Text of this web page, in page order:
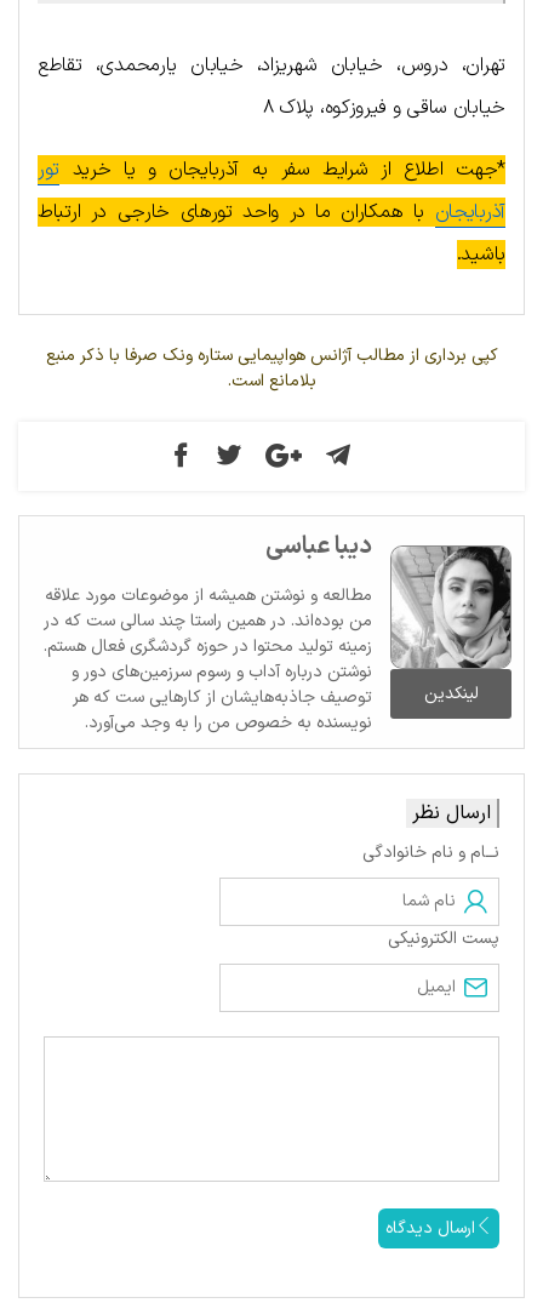
تهران، دروس، خیابان شهریزاد، خیابان یارمحمدی، تقاطع
خیابان ساقی و فیروزکوه، پلاک ۸
*جهت اطلاع از شرایط سفر به آذربایجان و یا خرید تور
آذربایجان با همکاران ما در واحد تورهای خارجی در ارتباط
باشید.
کپی برداری از مطالب آژانس هواپیمایی ستاره ونک صرفا با ذکر منبع
بلامانع است.
لینکدین
دیبا عباسی
مطالعه و نوشتن همیشه از موضوعات مورد علاقه
من بوده‌اند. در همین راستا چند سالی ست که در
زمینه تولید محتوا در حوزه گردشگری فعال هستم.
نوشتن درباره آداب و رسوم سرزمین‌های دور و
توصیف جاذبه‌هایشان از کارهایی ست که هر
نویسنده به خصوص من را به وجد می‌آورد.
ارسال نظر
نــام و نام خانوادگی
پست الکترونیکی
ارسال دیدگاه